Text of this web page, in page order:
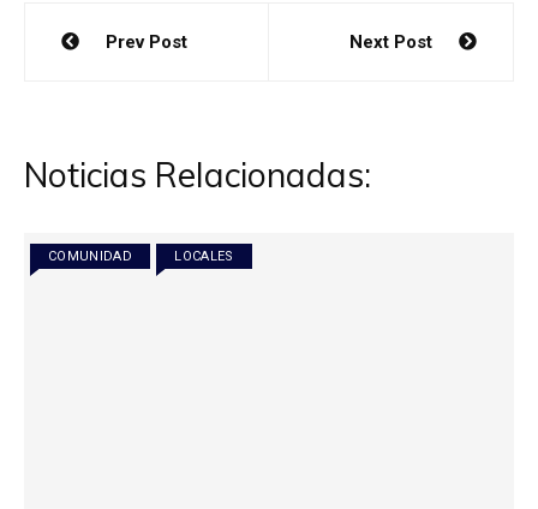
Navegación
Prev Post Next Post
Noticias Relacionadas:
COMUNIDAD LOCALES